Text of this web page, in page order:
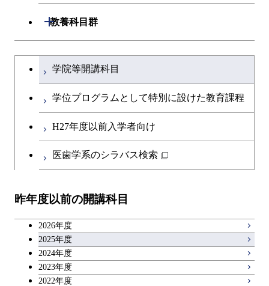
原子核工学コース
人間医療科学技術コース
ース
原子核工学コース
物質・情報卓越コース
知能情報コース
情報工学コース
知能情報コース
エネルギー・情報コース
人間医療科学技術コース
物質・情報卓越コース
専門科目
ライフエンジニアリングコ
ース
物質・情報卓越コース
建築学系
開閉
コース
都市・環境学コース
コース
都市・環境学コース
開閉
エネルギーコース
エネルギー・情報コース
エンジニアリングデザイン
原子核工学コース
物質・情報卓越コース
社会・人間科学コース
イノベーション科学系
イノベーション科学コース
人間医療科学技術コース
技術経営専門職学位課程
開閉
技術経営専門職学位課程
専門科目
教養科目群
開閉
文系教養科目
英語科目
第二外国語科目
キャリア科目
大学院課程を切り替える
学院等開講科目
学位プログラムとして特別に設けた教育課程
H27年度以前入学者向け
医歯学系のシラバス検索
昨年度以前の開講科目
2026年度
2025年度
2024年度
2023年度
2022年度